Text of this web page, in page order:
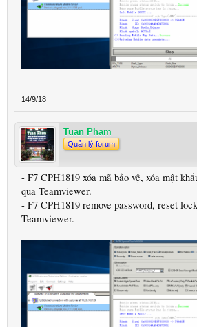
14/9/18
Tuan Pham
Quản lý forum
- F7 CPH1819 xóa mã bảo vệ, xóa mật
qua Teamviewer.
- F7 CPH1819 remove password, reset
Teamviewer.